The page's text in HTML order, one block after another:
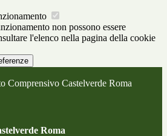
non possono essere
l'elenco nella pagina della cookie
Comprensivo Castelverde Roma
Roma